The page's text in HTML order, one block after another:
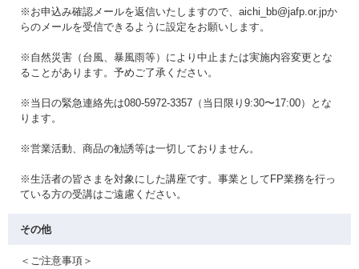
※お申込み確認メールを返信いたしますので、aichi_bb@jafp.or.jpか
らのメールを受信できるように設定をお願いします。
※自然災害（台風、暴風雨等）により中止または実施内容変更とな
ることがあります。予めご了承ください。
※当日の緊急連絡先は080-5972-3357（当日限り9:30〜17:00）とな
ります。
※営業活動、商品の勧誘等は一切しておりません。
※生活者の皆さまを対象にした講座です。事業としてFP業務を行っ
ている方の受講はご遠慮ください。
その他
＜ご注意事項＞